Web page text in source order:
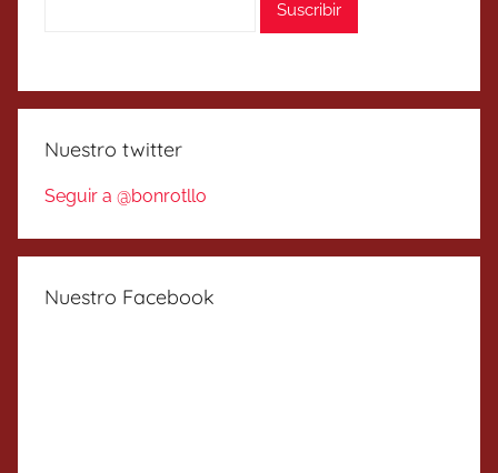
Nuestro twitter
Seguir a @bonrotllo
Nuestro Facebook